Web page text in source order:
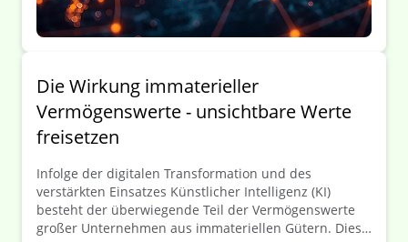
Die Wirkung immaterieller
Vermögenswerte - unsichtbare Werte
freisetzen
Infolge der digitalen Transformation und des
verstärkten Einsatzes Künstlicher Intelligenz (KI)
besteht der überwiegende Teil der Vermögenswerte
großer Unternehmen aus immateriellen Gütern. Diese